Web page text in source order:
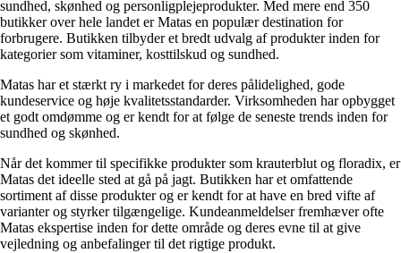
sundhed, skønhed og personligplejeprodukter. Med mere end 350
butikker over hele landet er Matas en populær destination for
forbrugere. Butikken tilbyder et bredt udvalg af produkter inden for
kategorier som vitaminer, kosttilskud og sundhed.
Matas har et stærkt ry i markedet for deres pålidelighed, gode
kundeservice og høje kvalitetsstandarder. Virksomheden har opbygget
et godt omdømme og er kendt for at følge de seneste trends inden for
sundhed og skønhed.
Når det kommer til specifikke produkter som krauterblut og floradix, er
Matas det ideelle sted at gå på jagt. Butikken har et omfattende
sortiment af disse produkter og er kendt for at have en bred vifte af
varianter og styrker tilgængelige. Kundeanmeldelser fremhæver ofte
Matas ekspertise inden for dette område og deres evne til at give
vejledning og anbefalinger til det rigtige produkt.